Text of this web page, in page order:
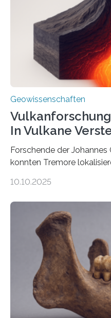
könnten, winzige
Richtung als auch in der
wahrzunehmen. Dadurch
über den Ozean
Geowissenschaften
In Vulkane
Forschende der
konnten Tremore
Vulkan? Was passiert in
erzeugt durch Magma
Schlote einen Weg nach
Miriam Christina Reiss,
Johannes Gutenberg-
Team haben am Vulkan
solche Tremore
nicht nur nachweisen,
10.10.2025